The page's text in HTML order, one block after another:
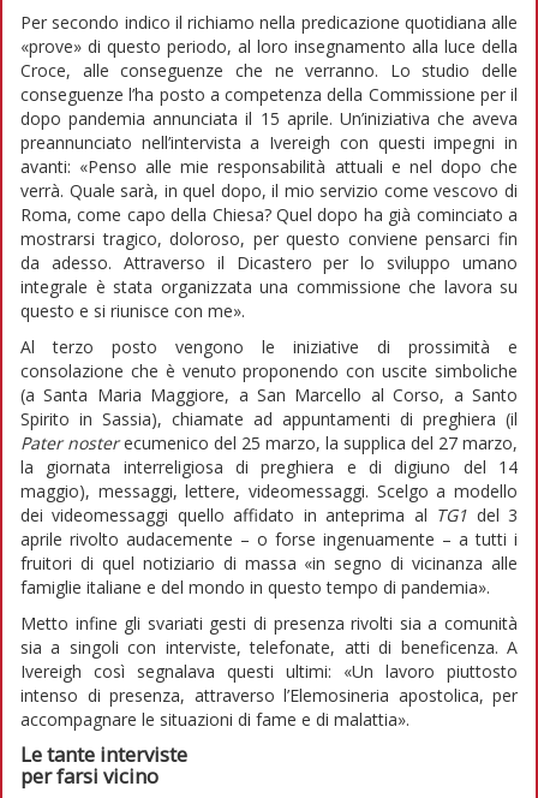
Per secondo indico il richiamo nella predicazione quotidiana alle
«prove» di questo periodo, al loro insegnamento alla luce della
Croce, alle conseguenze che ne verranno. Lo studio delle
conseguenze l’ha posto a competenza della Commissione per il
dopo pandemia annunciata il 15 aprile. Un’iniziativa che aveva
preannunciato nell’intervista a Ivereigh con questi impegni in
avanti: «Penso alle mie responsabilità attuali e nel dopo che
verrà. Quale sarà, in quel dopo, il mio servizio come vescovo di
Roma, come capo della Chiesa? Quel dopo ha già cominciato a
mostrarsi tragico, doloroso, per questo conviene pensarci fin
da adesso. Attraverso il Dicastero per lo sviluppo umano
integrale è stata organizzata una commissione che lavora su
questo e si riunisce con me».
Al terzo posto vengono le iniziative di prossimità e
consolazione che è venuto proponendo con uscite simboliche
(a Santa Maria Maggiore, a San Marcello al Corso, a Santo
Spirito in Sassia), chiamate ad appuntamenti di preghiera (il
Pater nosterecumenico del 25 marzo, la supplica del 27 marzo,
la giornata interreligiosa di preghiera e di digiuno del 14
maggio), messaggi, lettere, videomessaggi. Scelgo a modello
dei videomessaggi quello affidato in anteprima al TG1 del 3
aprile rivolto audacemente – o forse ingenuamente – a tutti i
fruitori di quel notiziario di massa «in segno di vicinanza alle
famiglie italiane e del mondo in questo tempo di pandemia».
Metto infine gli svariati gesti di presenza rivolti sia a comunità
sia a singoli con interviste, telefonate, atti di beneficenza. A
Ivereigh così segnalava questi ultimi: «Un lavoro piuttosto
intenso di presenza, attraverso l’Elemosineria apostolica, per
accompagnare le situazioni di fame e di malattia».
Le tante interviste
per farsi vicino